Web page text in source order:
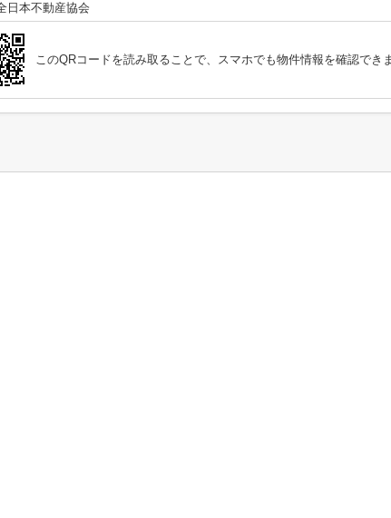
日本不動産協会
このQRコードを読み取ることで、スマホでも物件情報を確認でき